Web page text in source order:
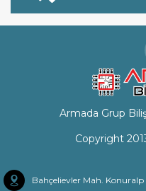
Armada Grup
Copyright
Bahçelievler Mah.